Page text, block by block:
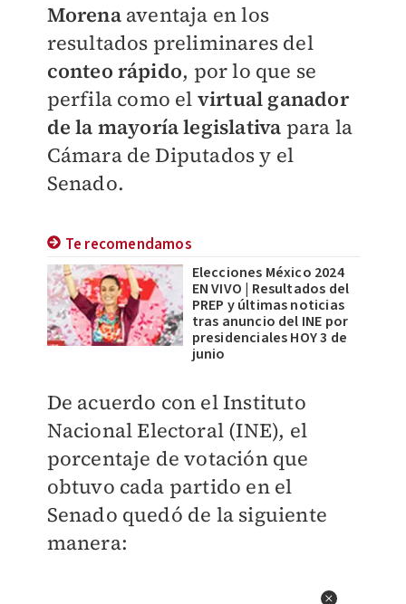
Morena aventaja en los
resultados preliminares del
conteo rápido, por lo que se
perfila como el virtual ganador
de la mayoría legislativa para la
Cámara de Diputados y el
Senado.
Te recomendamos
Elecciones México 2024
EN VIVO | Resultados del
PREP y últimas noticias
tras anuncio del INE por
presidenciales HOY 3 de
junio
De acuerdo con el Instituto
Nacional Electoral (INE), el
porcentaje de votación que
obtuvo cada partido en el
Senado quedó de la siguiente
manera: